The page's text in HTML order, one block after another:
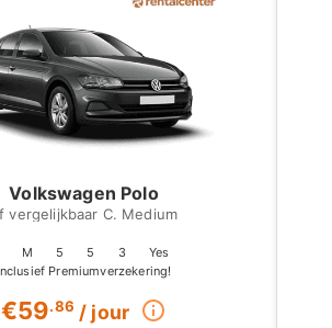
€59.86 / jour
M 5 5 3 Yes
Volkswagen Polo
C. Medium